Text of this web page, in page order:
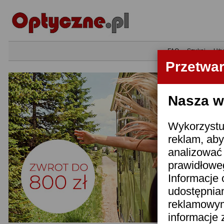
Nasza
reklam,
Informacje
informacje
•FAQ•Szukaj•